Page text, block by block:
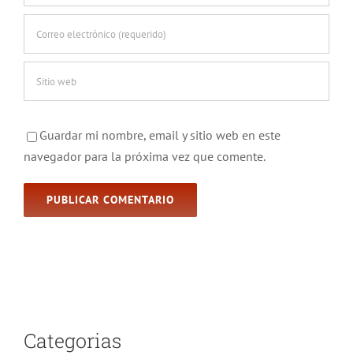
Guardar mi nombre, email y sitio web en este
navegador para la próxima vez que comente.
Categorias